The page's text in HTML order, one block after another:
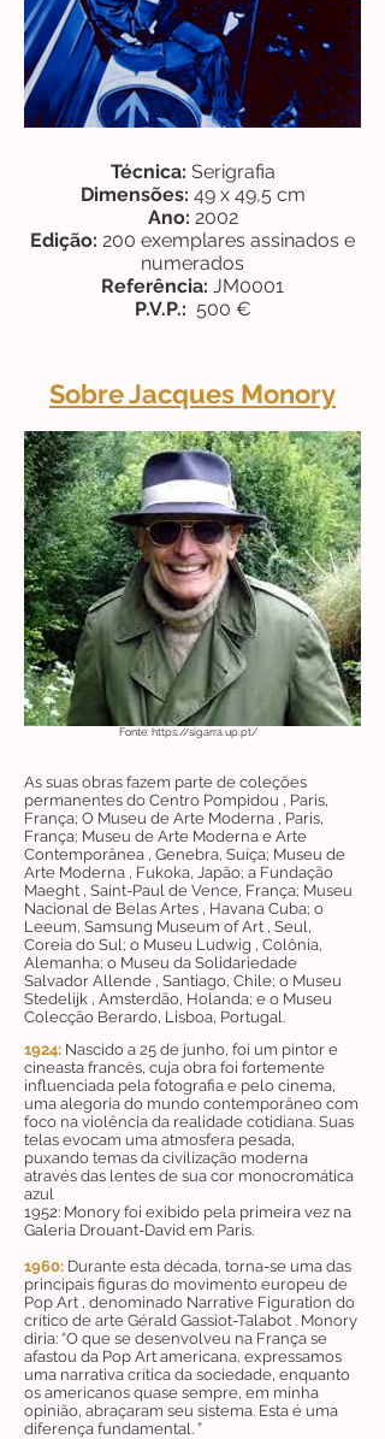
Técnica: Serigrafia
Dimensões: 49 x 49,5 cm
Ano: 2002
Edição: 200 exemplares assinados e
numerados
Referência: JM0001
P.V.P.: 500 €
Sobre Jacques Monory
Fonte: https://sigarra.up.pt/
1924: Nascido a 25 de junho, foi um pintor e
cineasta francês, cuja obra foi fortemente
influenciada pela fotografia e pelo cinema,
uma alegoria do mundo contemporâneo com
foco na violência da realidade cotidiana. Suas
telas evocam uma atmosfera pesada,
puxando temas da civilização moderna
através das lentes de sua cor monocromática
azul
1952: Monory foi exibido pela primeira vez na
Galeria Drouant-David em Paris.
1960: Durante esta década, torna-se uma das
principais figuras do movimento europeu de
Pop Art , denominado Narrative Figuration do
crítico de arte Gérald Gassiot-Talabot . Monory
diria: “O que se desenvolveu na França se
afastou da Pop Art americana, expressamos
uma narrativa crítica da sociedade, enquanto
os americanos quase sempre, em minha
opinião, abraçaram seu sistema. Esta é uma
diferença fundamental. ”
As suas obras fazem parte de coleções
permanentes do Centro Pompidou , Paris,
França; O Museu de Arte Moderna , Paris,
França; Museu de Arte Moderna e Arte
Contemporânea , Genebra, Suíça; Museu de
Arte Moderna , Fukoka, Japão; a Fundação
Maeght , Saint-Paul de Vence, França; Museu
Nacional de Belas Artes , Havana Cuba; o
Leeum, Samsung Museum of Art , Seul,
Coreia do Sul; o Museu Ludwig , Colônia,
Alemanha; o Museu da Solidariedade
Salvador Allende , Santiago, Chile; o Museu
Stedelijk , Amsterdão, Holanda; e o Museu
Colecção Berardo, Lisboa, Portugal.